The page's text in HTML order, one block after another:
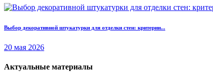
Выбор декоративной штукатурки для отделки стен: критерии...
20 мая 2026
Актуальные материалы